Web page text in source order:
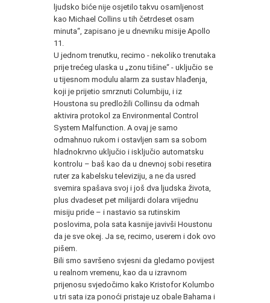
ljudsko biće nije osjetilo takvu osamljenost
kao Michael Collins u tih četrdeset osam
minuta“, zapisano je u dnevniku misije Apollo
11.
U jednom trenutku, recimo - nekoliko trenutaka
prije trećeg ulaska u „zonu tišine“ - uključio se
u tijesnom modulu alarm za sustav hlađenja,
koji je prijetio smrznuti Columbiju, i iz
Houstona su predložili Collinsu da odmah
aktivira protokol za Environmental Control
System Malfunction. A ovaj je samo
odmahnuo rukom i ostavljen sam sa sobom
hladnokrvno uključio i isključio automatsku
kontrolu – baš kao da u dnevnoj sobi resetira
ruter za kabelsku televiziju, a ne da usred
svemira spašava svoj i još dva ljudska života,
plus dvadeset pet milijardi dolara vrijednu
misiju pride – i nastavio sa rutinskim
poslovima, pola sata kasnije javivši Houstonu
da je sve okej. Ja se, recimo, userem i dok ovo
pišem.
Bili smo savršeno svjesni da gledamo povijest
u realnom vremenu, kao da u izravnom
prijenosu svjedočimo kako Kristofor Kolumbo
u tri sata iza ponoći pristaje uz obale Bahama i